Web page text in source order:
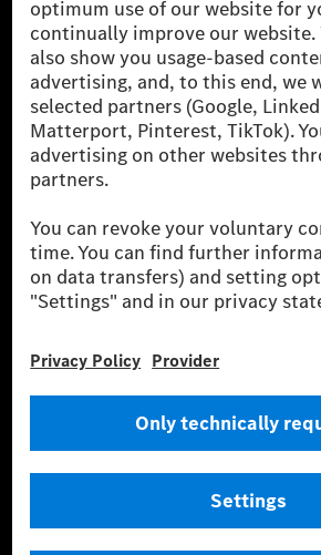
The Mercedes-Benz Group AG
one of the world's most successful
companies. With Mercedes-Benz AG,
the leading global suppliers of
cars and vans. Mercedes-Benz
financing, leasing, car subscription
fleet management, digital services
payment, insurance brokerage, as
mobility services.
Learn more
Technical Support Hotline Contact
Do not sell or share my personal